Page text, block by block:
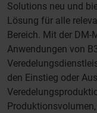
Solutions neu und
Lösung für alle
Bereich. Mit der DM-
Anwendungen von
den Einstieg oder